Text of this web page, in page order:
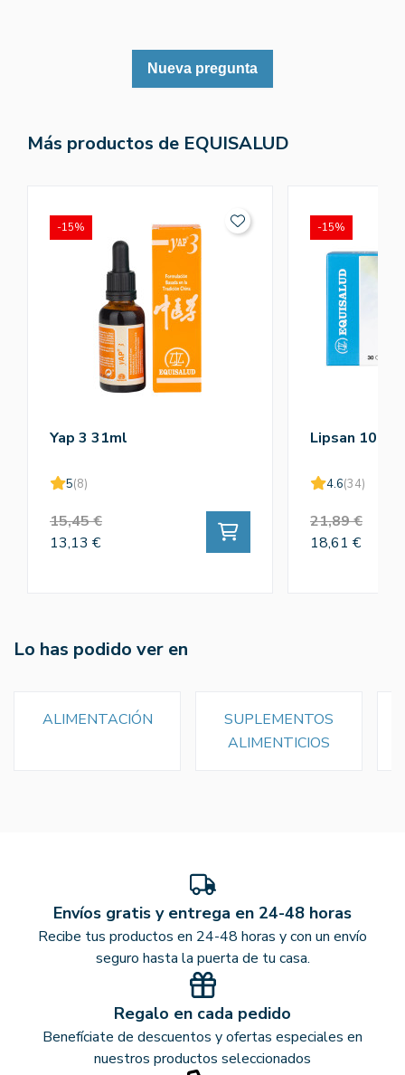
Nueva pregunta
Más productos de EQUISALUD
Yap 3 31ml
5(8)
15,45 €
13,13 €
-15%
Lipsan 10mg
4.6(34)
21,89 €
18,61 €
-15%
Lo has podido ver en
ALIMENTACIÓN
SUPLEMENTOS
ALIMENTICIOS
Envíos gratis y entrega en 24-48 horas
Recibe tus productos en 24-48 horas y con un envío
seguro hasta la puerta de tu casa.
Regalo en cada pedido
Benefíciate de descuentos y ofertas especiales en
nuestros productos seleccionados